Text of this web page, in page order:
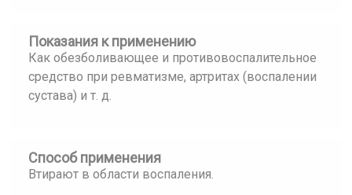
Показания к применению
Как обезболивающее и противовоспалительное
средство при ревматизме, артритах (воспалении
сустава) и т. д.
Способ применения
Втирают в области воспаления.